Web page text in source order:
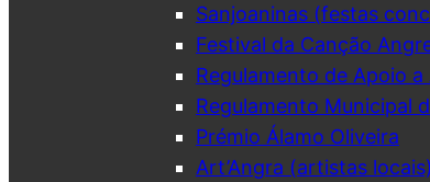
Sanjoaninas (festas
Festival da Canção
Regulamento de Apoio
Regulamento Municipal
Prémio Álamo Oliveira
Art’Angra (artistas locais)